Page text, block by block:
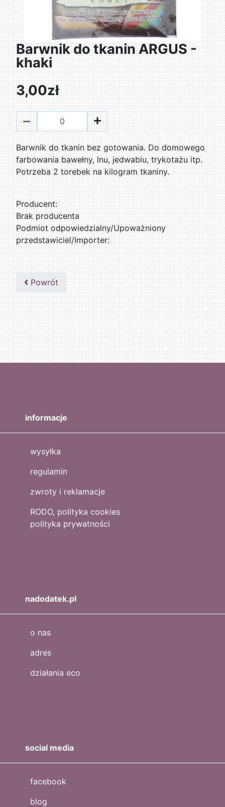
Barwnik do tkanin ARGUS -
khaki
3,00zł
Barwnik do tkanin bez gotowania. Do domowego
farbowania bawełny, lnu, jedwabiu, trykotażu itp.
Potrzeba 2 torebek na kilogram tkaniny.
Producent:
Brak producenta
Podmiot odpowiedzialny/Upoważniony
przedstawiciel/Importer:
Powrót
informacje
wysyłka
regulamin
zwroty i reklamacje
RODO, polityka cookies
polityka prywatności
nadodatek.pl
o nas
adres
działania eco
social media
facebook
blog